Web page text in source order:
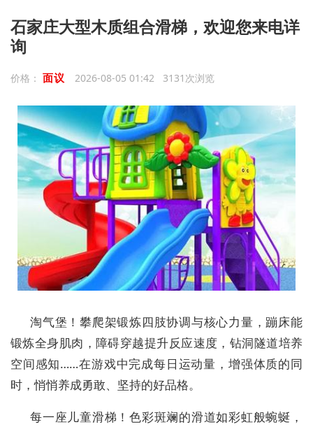
石家庄大型木质组合滑梯，欢迎您来电详
询
价格： 面议 2026-08-05 01:42 3131次浏览
淘气堡！攀爬架锻炼四肢协调与核心力量，蹦床能
锻炼全身肌肉，障碍穿越提升反应速度，钻洞隧道培养
空间感知……在游戏中完成每日运动量，增强体质的同
时，悄悄养成勇敢、坚持的好品格。
每一座儿童滑梯！色彩斑斓的滑道如彩虹般蜿蜒，